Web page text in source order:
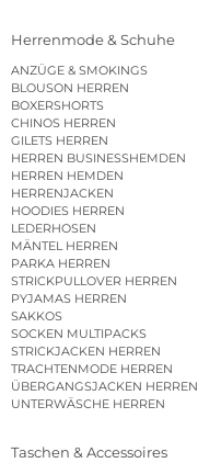
Herrenmode & Schuhe
ANZÜGE & SMOKINGS
BLOUSON HERREN
BOXERSHORTS
CHINOS HERREN
GILETS HERREN
HERREN BUSINESSHEMDEN
HERREN HEMDEN
HERRENJACKEN
HOODIES HERREN
LEDERHOSEN
MÄNTEL HERREN
PARKA HERREN
STRICKPULLOVER HERREN
PYJAMAS HERREN
SAKKOS
SOCKEN MULTIPACKS
STRICKJACKEN HERREN
TRACHTENMODE HERREN
ÜBERGANGSJACKEN HERREN
UNTERWÄSCHE HERREN
Taschen & Accessoires